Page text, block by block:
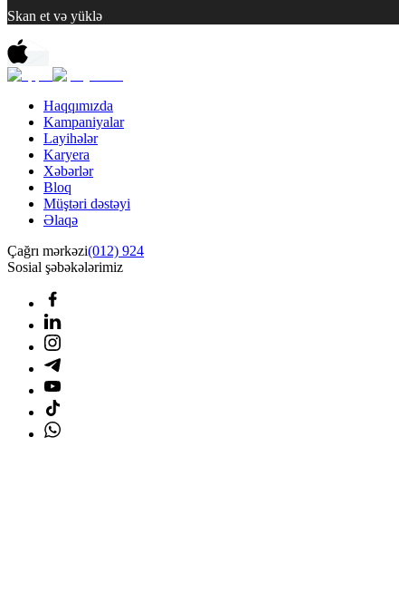
Skan et və yüklə
Haqqımızda
Kampaniyalar
Layihələr
Karyera
Xəbərlər
Bloq
Müştəri dəstəyi
Əlaqə
Çağrı mərkəzi(012) 924
Sosial şəbəkələrimiz